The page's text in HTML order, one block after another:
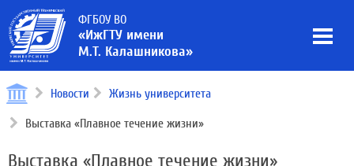
ФГБОУ ВО
«ИжГТУ имени
М.Т. Калашникова»
Новости Жизнь университета
Выставка «Плавное течение жизни»
Выставка «Плавное течение жизни»